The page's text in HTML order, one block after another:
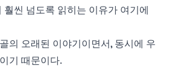
훨씬 넘도록 읽히는 이유가 여기에
의 오래된 이야기이면서, 동시에 우
기 때문이다.